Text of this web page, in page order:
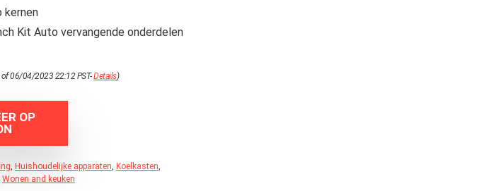
kernen
Kit Auto vervangende onderdelen
of 06/04/2023 22:12 PST-Details)
OP
, Huishoudelijke apparaten, Koelkasten,
Wonen and keuken